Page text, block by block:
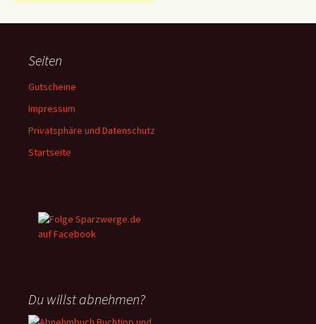
Seiten
Gutscheine
Impressum
Privatsphäre und Datenschutz
Startseite
Du willst abnehmen?